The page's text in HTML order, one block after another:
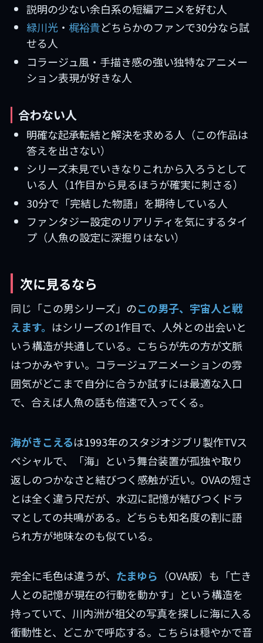
説明の少ない余白系の短編アニメを好む人
緑川光・ 梶裕貴どちらかのファンで30分なら試
せる人
コラージュ風・手描き感の強い独特なアニメー
ション表現が好きな人
合わない人
明確な起承転結と解決を求める人（この作品は
答えを出さない）
シリーズ未見でいきなりこれから入ろうとして
いる人（1作目から見るほうが確実に刺さる）
30分で「完結した物語」を期待している人
ファンタジー設定のリアリティを気にするタイ
プ（人魚の設定に深掘りはない）
次に見るなら
同じ「この男シリーズ」のこの男子、宇宙人と戦
えます。 はシリーズの1作目で、人外との出会いと
いう構造が共通している。こちらが先の方が文脈
はつかみやすい。コラージュアニメーションの雰
囲気がどこまで自分に合うか試すには最適な入口
で、合えば人魚の話も倍速で入ってくる。
海がきこえるは1993年のスタジオジブリ製作TVス
ペシャルで、「海」という舞台装置が孤独や取り
返しのつかなさと結びつく感触が近い。OVAの短さ
とは全く違う尺だが、水辺に記憶が結びつくドラ
マとしての共鳴がある。どちらも知名度の割に語
られ方が地味なのも似ている。
完全に毛色は違うが、 たまゆら （OVA版）も「亡き
人との記憶が現在の行動を動かす」という構造を
持っていて、川内洲が祖父の写真を探しに海に入る
衝動性と、どこかで呼応する。こちらは穏やかで音